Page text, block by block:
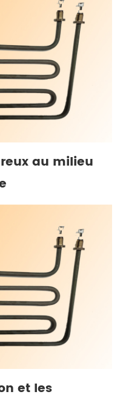
au milieu
et les